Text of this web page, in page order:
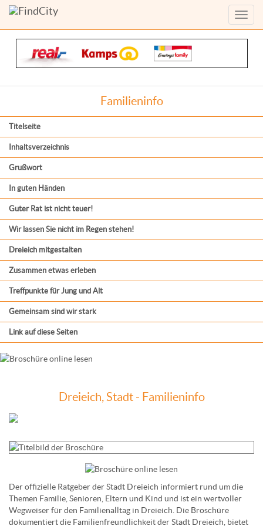
Menü
Familieninfo
Titelseite
Inhaltsverzeichnis
Grußwort
In guten Händen
Guter Rat ist nicht teuer!
Wir lassen Sie nicht im Regen stehen!
Dreieich mitgestalten
Zusammen etwas erleben
Treffpunkte für Jung und Alt
Gemeinsam sind wir stark
Link auf diese Seiten
Dreieich, Stadt - Familieninfo
Der offizielle Ratgeber der Stadt Dreieich informiert rund um die
Themen Familie, Senioren, Eltern und Kind und ist ein wertvoller
Wegweiser für den Familienalltag in Dreieich. Die Broschüre
dokumentiert die Familienfreundlichkeit der Stadt Dreieich, bietet